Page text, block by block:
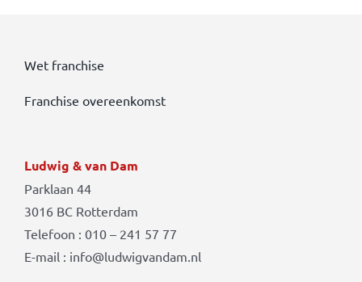
Wet franchise
Franchise overeenkomst
Ludwig & van Dam
Parklaan 44
3016 BC Rotterdam
Telefoon : 010 – 241 57 77
E-mail : info@ludwigvandam.nl